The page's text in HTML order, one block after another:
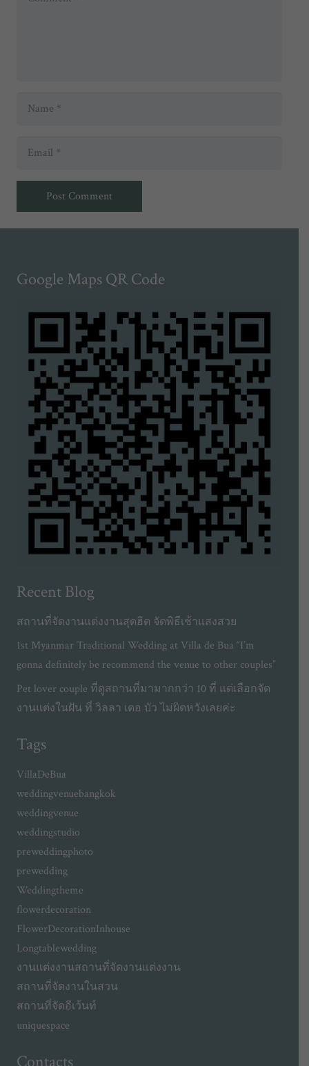
Post Comment
Google Maps QR Code
Recent Blog
สถานที่จัดงานแต่งงานสุดฮิต จัดพิธีเช้าแสงสวย
1st Myanmar Traditional Wedding at Villa de Bua “I’m
gonna definitely be recommend the venue to other couples”
Pet lover couple ที่ดูสถานที่มามากกว่า 10 ที่ แต่เลือกจัด
งานแต่งในฝัน ที่ วิลลา เดอ บัว ไม่ผิดหวังเลยค่ะ
Tags
VillaDeBua
weddingvenuebangkok
weddingvenue
weddingstudio
preweddingphoto
prewedding
Weddingtheme
flowerdecoration
FlowerDecorationInhouse
Longtablewedding
งานแต่งงานสถานที่จัดงานแต่งงาน
สถานที่จัดงานในสวน
สถานที่จัดอีเว้นท์
uniquespace
Contacts